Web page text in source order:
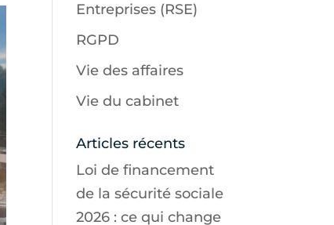
Entreprises (RSE)
RGPD
Vie des affaires
Vie du cabinet
Articles récents
Loi de financement
de la sécurité sociale
2026 : ce qui change